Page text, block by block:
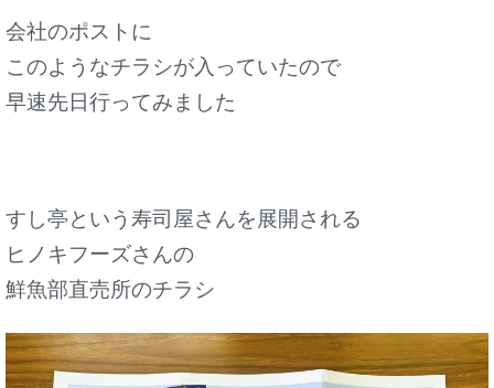
会社のポストに
このようなチラシが入っていたので
早速先日行ってみました
すし亭という寿司屋さんを展開される
ヒノキフーズさんの
鮮魚部直売所のチラシ